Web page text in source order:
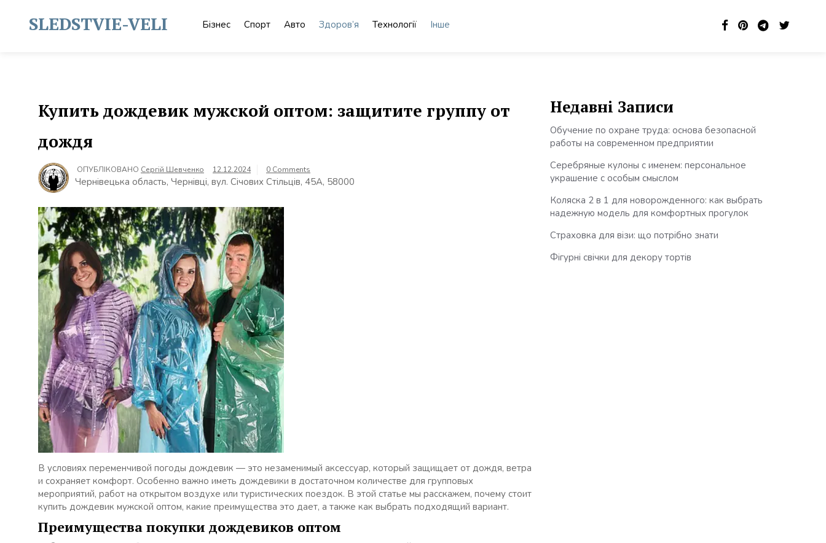
contentSLEDSTVIE-VELI Бізнес Спорт Авто Здоров’я Технології Інше
Купить дождевик мужской оптом: защитите группу от
дождя
ОПУБЛІКОВАНО Сергій Шевченко 12.12.2024 0 Comments
Чернівецька область, Чернівці, вул. Січових Стільців, 45А, 58000
В условиях переменчивой погоды дождевик — это незаменимый аксессуар, который защищает от дождя, ветра
и сохраняет комфорт. Особенно важно иметь дождевики в достаточном количестве для групповых
мероприятий, работ на открытом воздухе или туристических поездок. В этой статье мы расскажем, почему стоит
купить дождевик мужской оптом, какие преимущества это дает, а также как выбрать подходящий вариант.
Преимущества покупки дождевиков оптом
Недавні Записи
Обучение по охране труда: основа безопасной
работы на современном предприятии
Серебряные кулоны с именем: персональное
украшение с особым смыслом
Коляска 2 в 1 для новорожденного: как выбрать
надежную модель для комфортных прогулок
Страховка для візи: що потрібно знати
Фігурні свічки для декору тортів